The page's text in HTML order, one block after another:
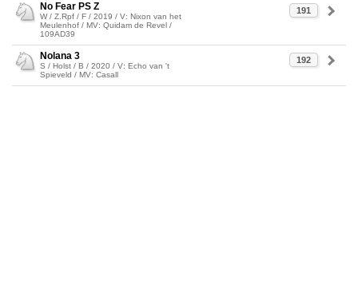
191
No Fear PS Z
W / Z.Rpf / F / 2019 / V: Nixon van het
Meulenhof / MV: Quidam de Revel /
109AD39
192
Nolana 3
S / Holst / B / 2020 / V: Echo van 't
Spieveld / MV: Casall